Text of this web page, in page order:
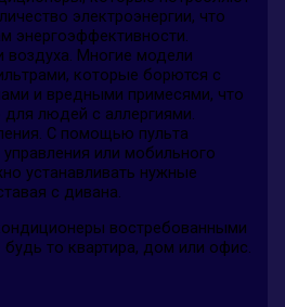
электроэнергии, что
энергоэффективности.
воздуха. Многие модели
которые борются с
и вредными примесями, что
людей с аллергиями.
С помощью пульта
или мобильного
устанавливать нужные
с дивана.
востребованными
то квартира, дом или офис.